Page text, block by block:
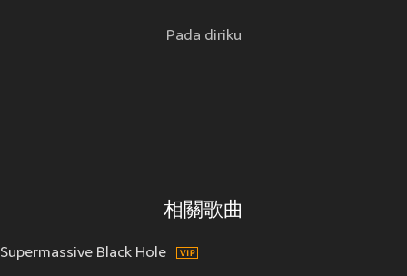
Pada diriku
相關歌曲
Supermassive Black Hole